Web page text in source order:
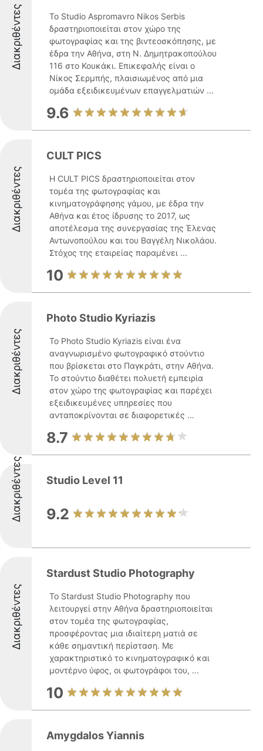
Διακριθέντες
Το Studio Aspromavro Nikos Serbis
δραστηριοποιείται στον χώρο της
φωτογραφίας και της βιντεοσκόπησης, με
έδρα την Αθήνα, στη Ν. Δημητρακοπούλου
116 στο Κουκάκι. Επικεφαλής είναι ο
Νίκος Σερμπής, πλαισιωμένος από μια
ομάδα εξειδικευμένων επαγγελματιών ...
9.6
Διακριθέντες
CULT PICS
Η CULT PICS δραστηριοποιείται στον
τομέα της φωτογραφίας και
κινηματογράφησης γάμου, με έδρα την
Αθήνα και έτος ίδρυσης το 2017, ως
αποτέλεσμα της συνεργασίας της Έλενας
Αντωνοπούλου και του Βαγγέλη Νικολάου.
Στόχος της εταιρείας παραμένει ...
10
Διακριθέντες
Photo Studio Kyriazis
Το Photo Studio Kyriazis είναι ένα
αναγνωρισμένο φωτογραφικό στούντιο
που βρίσκεται στο Παγκράτι, στην Αθήνα.
Το στούντιο διαθέτει πολυετή εμπειρία
στον χώρο της φωτογραφίας και παρέχει
εξειδικευμένες υπηρεσίες που
ανταποκρίνονται σε διαφορετικές ...
8.7
Διακριθέντες Studio Level 11
9.2
Διακριθέντες
Stardust Studio Photography
Το Stardust Studio Photography που
λειτουργεί στην Αθήνα δραστηριοποιείται
στον τομέα της φωτογραφίας,
προσφέροντας μια ιδιαίτερη ματιά σε
κάθε σημαντική περίσταση. Με
χαρακτηριστικό το κινηματογραφικό και
μοντέρνο ύφος, οι φωτογράφοι του, ...
10
Amygdalos Yiannis